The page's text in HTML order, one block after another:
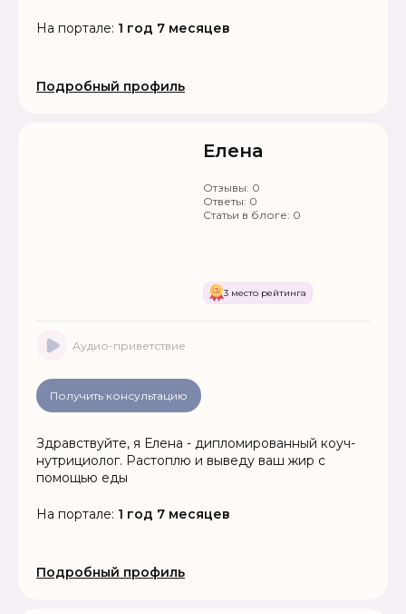
На портале: 1 год 7 месяцев
Подробный профиль
Елена
3 место рейтинга
Отзывы: 0
Ответы: 0
Статьи в блоге: 0
Аудио-приветствие
Получить консультацию
Здравствуйте, я Елена - дипломированный коуч-
нутрициолог. Растоплю и выведу ваш жир с
помощью еды
На портале: 1 год 7 месяцев
Подробный профиль